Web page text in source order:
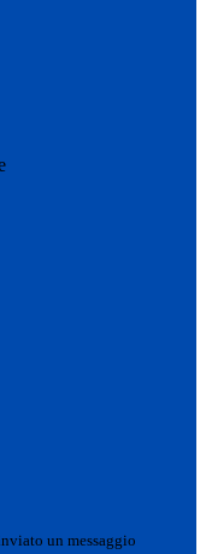
un messaggio